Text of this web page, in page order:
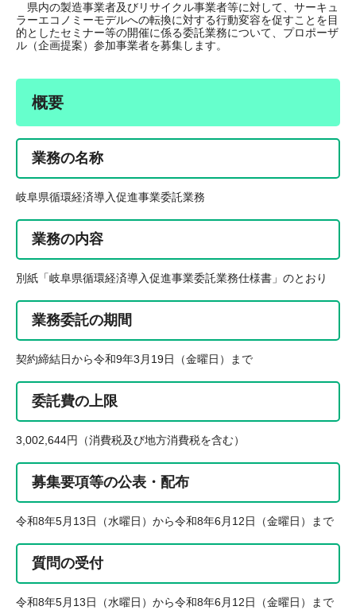
県内の製造事業者及びリサイクル事業者等に対して、サーキュ
ラーエコノミーモデルへの転換に対する行動変容を促すことを目
的としたセミナー等の開催に係る委託業務について、プロポーザ
ル（企画提案）参加事業者を募集します。
概要
業務の名称
岐阜県循環経済導入促進事業委託業務
業務の内容
別紙「岐阜県循環経済導入促進事業委託業務仕様書」のとおり
業務委託の期間
契約締結日から令和9年3月19日（金曜日）まで
委託費の上限
3,002,644円（消費税及び地方消費税を含む）
募集要項等の公表・配布
令和8年5月13日（水曜日）から令和8年6月12日（金曜日）まで
質問の受付
令和8年5月13日（水曜日）から令和8年6月12日（金曜日）まで